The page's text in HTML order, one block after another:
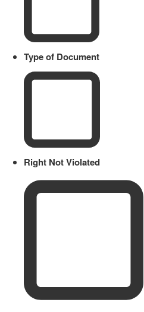
Type of Document
Right Not Violated